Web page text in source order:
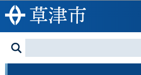
このページの本文へ